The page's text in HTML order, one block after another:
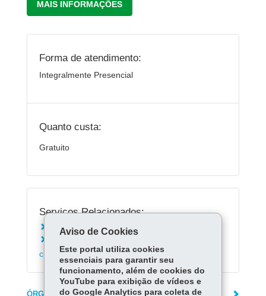
MAIS INFORMAÇÕES
Forma de atendimento:
Integralmente Presencial
Quanto custa:
Gratuito
Serviços Relacionados:
Consultar boletim escolar
criança e do adolescente
ÓRGÃO RESPONSÁVEL
Aviso de Cookies
Este portal utiliza cookies
essenciais para garantir seu
funcionamento, além de cookies do
YouTube para exibição de vídeos e
do Google Analytics para coleta de